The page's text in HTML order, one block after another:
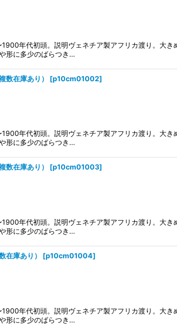
年代初頭。説明ヴェネチア製アフリカ渡り。大
形に多少のばらつき…
数在庫あり） [p10cm01002]
年代初頭。説明ヴェネチア製アフリカ渡り。大
形に多少のばらつき…
数在庫あり） [p10cm01003]
年代初頭。説明ヴェネチア製アフリカ渡り。大
形に多少のばらつき…
在庫あり） [p10cm01004]
年代初頭。説明ヴェネチア製アフリカ渡り。大
形に多少のばらつき…